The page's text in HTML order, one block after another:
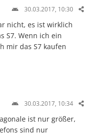
30.03.2017, 10:30
nicht, es ist wirklich
S7. Wenn ich ein
mir das S7 kaufen
30.03.2017, 10:34
ist nur größer,
sind nur